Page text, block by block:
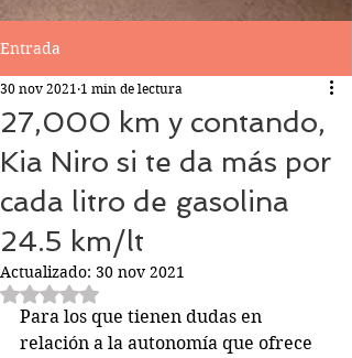
Entrada
27,000 km y contando,
Kia Niro si te da más por
cada litro de gasolina
24.5 km/lt
30 nov 2021 1 min de lectura
Actualizado: 30 nov 2021
Obtuvo NaN de 5 estrellas.
Para los que tienen dudas en
relación a la autonomía que ofrece